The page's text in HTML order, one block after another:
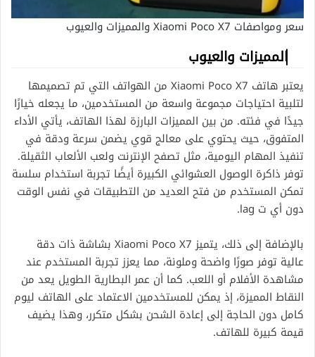
سعر ومواصفات Xiaomi Poco X7 والمميزات والعيوب
المميزات والعيوب
يعتبر هاتف Xiaomi Poco X7 من الهواتف التي تم تصميمها
لتلبية احتياجات مجموعة واسعة من المستخدمين، ما يجعله خيارًا
جيدًا في فئته. من بين المميزات البارزة لهذا الهاتف، يأتي الأداء
المتفوق، حيث يحتوي على معالج قوي يضمن سرعة ودقة في
تنفيذ المهام اليومية، مثل تصفح الإنترنت ولعب الألعاب الثقيلة.
توفر ذاكرة الوصول العشوائي الكبيرة أيضًا تجربة استخدام سلسة
تمكن المستخدم من فتح العديد من التطبيقات في نفس الوقت
دون أي ت lag.
بالإضافة إلى ذلك، يتميز Xiaomi Poco X7 بشاشة ذات دقة
عالية توفر صورًا واضحة وملونة، مما يعزز تجربة المستخدم عند
مشاهدة الأفلام أو اللعب. كما أن عمر البطارية الطويل يعد من
النقاط المميزة، إذ يمكن للمستخدمين الاعتماد على الهاتف ليوم
كامل دون الحاجة إلى إعادة الشحن بشكل متكرر، وهذا يضيف
قيمة كبيرة للهاتف.